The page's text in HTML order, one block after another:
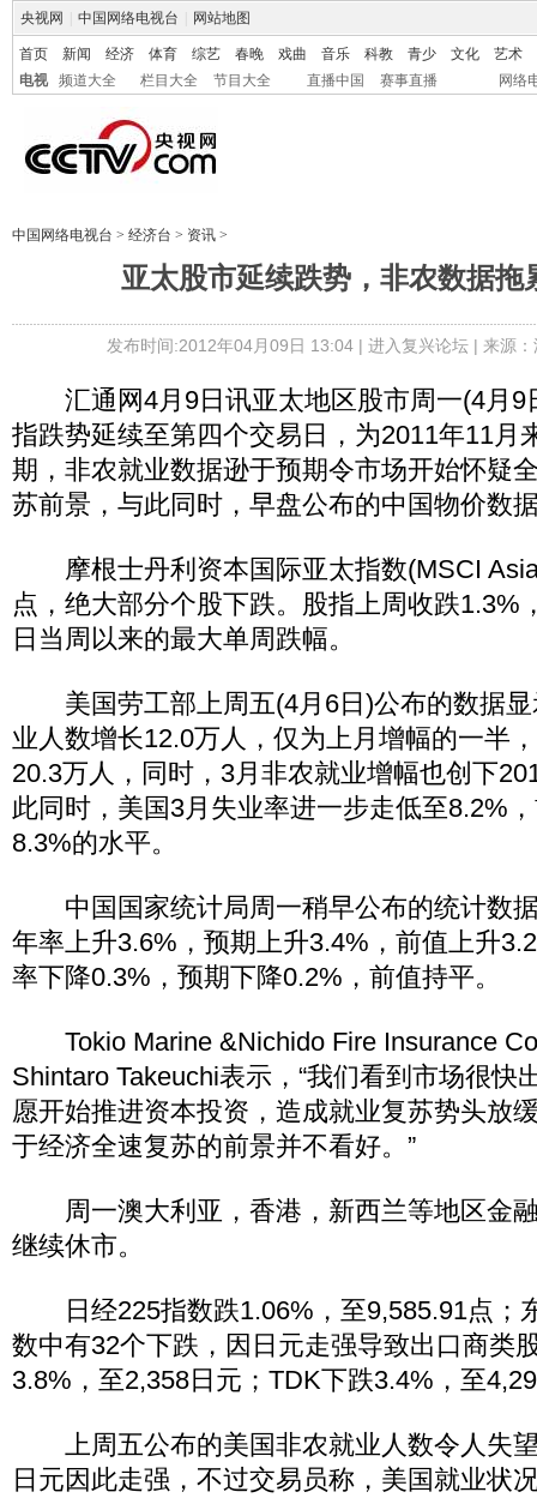
央视网 中国网络电视台 网站地图
首页 新闻 经济 体育 综艺 春晚 戏曲 音乐 科教 青少 文化
艺术
电视
频道大全 栏目大全 节目大全 直播中国 赛事直播 网络
中国网络电视台 > 经济台 > 资讯 >
亚太股市延续跌势，非农数据拖
发布时间:2012年04月09日 13:04 | 进入复兴论坛| 来源
汇通网4月9日讯亚太地区股市周一(4月9
指跌势延续至第四个交易日，为2011年11月
期，非农就业数据逊于预期令市场开始怀疑
苏前景，与此同时，早盘公布的中国物价数
摩根士丹利资本国际亚太指数(MSCI
点，绝大部分个股下跌。股指上周收跌1.3%
日当周以来的最大单周跌幅。
美国劳工部上周五(4月6日)公布的数据显
业人数增长12.0万人，仅为上月增幅的一半
20.3万人，同时，3月非农就业增幅也创下
此同时，美国3月失业率进一步走低至8.2%
8.3%的水平。
中国国家统计局周一稍早公布的统计数
年率上升3.6%，预期上升3.4%，前值上升
率下降0.3%，预期下降0.2%，前值持平。
Tokio Marine &Nichido Fire Insurance
Shintaro Takeuchi表示，“我们看到市场很快
愿开始推进资本投资，造成就业复苏势头放
于经济全速复苏的前景并不看好。”
周一澳大利亚，香港，新西兰等地区金
继续休市。
日经225指数跌1.06%，至9,585.91点；
数中有32个下跌，因日元走强导致出口商类
3.8%，至2,358日元；TDK下跌3.4%，至
上周五公布的美国非农就业人数令人失
日元因此走强，不过交易员称，美国就业状